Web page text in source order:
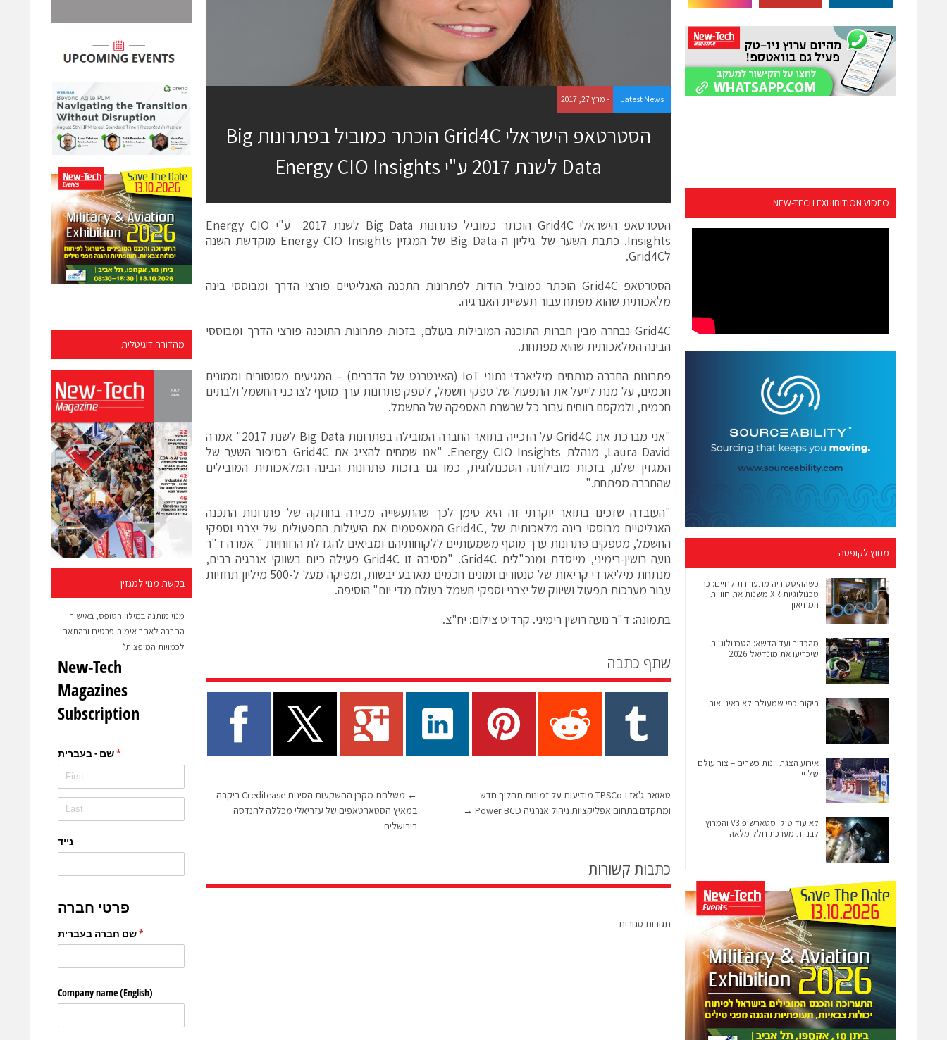
מהדורה דיגיטלית
בקשת מנוי למגזין
מנוי מותנה במילוי הטופס, באישור
החברה לאחר אימות פרטים ובהתאם
לכמויות המופצות*
Latest News - מרץ 27, 2017
הסטרטאפ הישראלי Grid4C הוכתר כמוביל בפתרונות Big
Data לשנת 2017 ע"י Energy CIO Insights
הסטרטאפ הישראלי Grid4C הוכתר כמוביל פתרונות Big Data לשנת 2017 ע"י Energy CIO
Insights. כתבת השער של גיליון ה Big Data של המגזין Energy CIO Insights מוקדשת השנה
לGrid4C.
הסטרטאפ Grid4C הוכתר כמוביל הודות לפתרונות התכנה האנליטיים פורצי הדרך ומבוססי בינה
מלאכותית שהוא מפתח עבור תעשיית האנרגיה.
Grid4C נבחרה מבין חברות התוכנה המובילות בעולם, בזכות פתרונות התוכנה פורצי הדרך ומבוססי
הבינה המלאכותית שהיא מפתחת.
פתרונות החברה מנתחים מיליארדי נתוני IoT (האינטרנט של הדברים) – המגיעים מסנסורים וממונים
חכמים, על מנת לייעל את התפעול של ספקי חשמל, לספק פתרונות ערך מוסף לצרכני החשמל ולבתים
חכמים, ולמקסם רווחים עבור כל שרשרת האספקה של החשמל.
"אני מברכת את Grid4C על הזכייה בתואר החברה המובילה בפתרונות Big Data לשנת 2017" אמרה
Laura David, מנהלת Energy CIO Insights. "אנו שמחים להציג את Grid4C בסיפור השער של
המגזין שלנו, בזכות מובילותה הטכנולוגית, כמו גם בזכות פתרונות הבינה המלאכותית המובילים
שהחברה מפתחת."
"העובדה שזכינו בתואר יוקרתי זה היא סימן לכך שהתעשייה מכירה בחוזקה של פתרונות התכנה
האנליטיים מבוססי בינה מלאכותית של ,Grid4C המאפטמים את היעילות התפעולית של יצרני וספקי
החשמל, מספקים פתרונות ערך מוסף משמעותיים ללקוחותיהם ומביאים להגדלת הרווחיות " אמרה ד"ר
נועה רושין-רימיני, מייסדת ומנכ"לית Grid4C. "מסיבה זו Grid4C פעילה כיום בשווקי אנרגיה רבים,
מנתחת מיליארדי קריאות של סנסורים ומונים חכמים מארבע יבשות, ומפיקה מעל ל-500 מיליון תחזיות
עבור מערכות תפעול ושיווק של יצרני וספקי חשמל בעולם מדי יום" הוסיפה.
בתמונה: ד"ר נועה רושין רימיני. קרדיט צילום: יח"צ.
שתף כתבה
←
משלחת מקרן ההשקעות הסינית Creditease ביקרה
במאיץ הסטארטאפים של עזריאלי מכללה להנדסה
בירושלים
טאואר-ג'אז ו-TPSCo מודיעות על זמינות תהליך חדש
ומתקדם בתחום אפליקציות ניהול אנרגיה Power BCD
→
כתבות קשורות
תגובות סגורות
NEW-TECH EXHIBITION VIDEO
מחוץ לקופסה
כשההיסטוריה מתעוררת לחיים: כך
טכנולוגיות XR משנות את חוויית
המוזיאון
מהכדור ועד הדשא: הטכנולוגיות
שיכריעו את מונדיאל 2026
היקום כפי שמעולם לא ראינו אותו
אירוע הצגת יינות כשרים – צור עולם
של יין
לא עוד טיל: סטארשיפ V3 והמרוץ
לבניית מערכת חלל מלאה